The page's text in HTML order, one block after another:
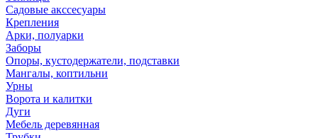
Садовые акссесуары
Крепления
Арки, полуарки
Заборы
Опоры, кустодержатели, подставки
Мангалы, коптильни
Урны
Ворота и калитки
Дуги
Мебель деревянная